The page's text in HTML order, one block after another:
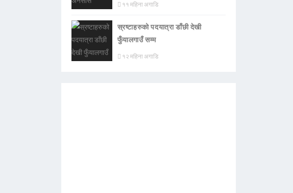
११ महिना अगाडि
स्रष्टाहरुको पदयात्रा डाँछी देखी
फुँयालगाउँ सम्म
१२ महिना अगाडि